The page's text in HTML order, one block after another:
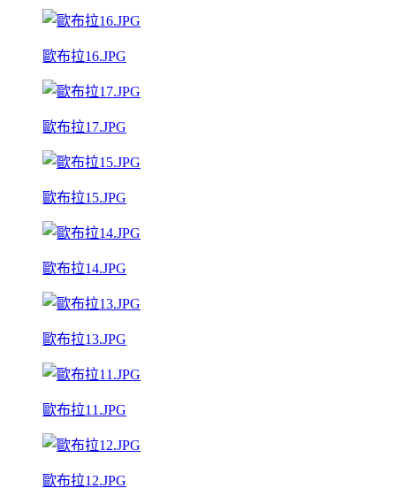
歐布拉16.JPG
歐布拉17.JPG
歐布拉15.JPG
歐布拉14.JPG
歐布拉13.JPG
歐布拉11.JPG
歐布拉12.JPG